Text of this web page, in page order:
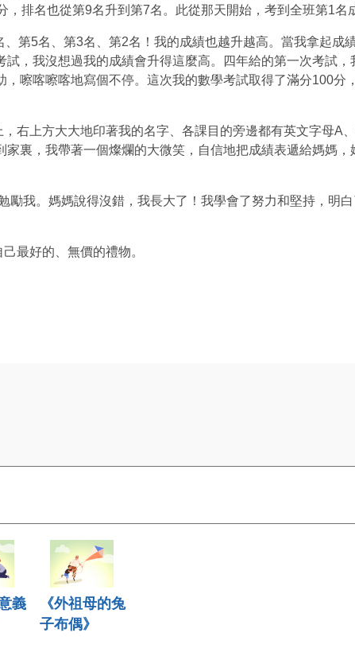
排名也從第9名升到第7名。此從那天開始，考到全班第1名
5名、第3名、第2名！我的成績也越升越高。當我拿起成
，我沒想過我的成績會升得這麼高。四年給的第一次考試
嚓喀嚓喀地寫個不停。這次我的數學考試取得了滿分100分
右上方大大地印著我的名字、各課目的旁邊都有英文字母
裏，我帶著一個燦爛的大微笑，自信地把成績表遞給媽媽
。媽媽說得沒錯，我長大了！我學會了努力和堅持，明白
最好的、無價的禮物。
義
《外祖母的兔
子布偶》